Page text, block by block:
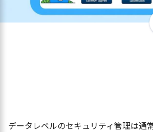
データレベルのセキュリティ管理は通